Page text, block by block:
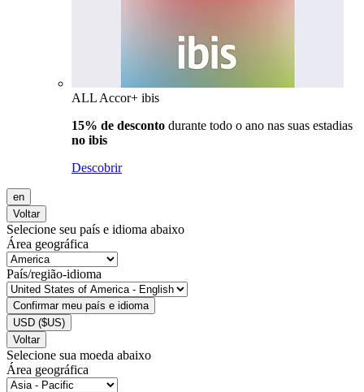
ALL Accor+ ibis
15% de desconto durante todo o ano nas suas estadias
no ibis
Descobrir
en
Voltar
Selecione seu país e idioma abaixo
Área geográfica
País/região-idioma
Confirmar meu país e idioma
USD ($US)
Voltar
Selecione sua moeda abaixo
Área geográfica